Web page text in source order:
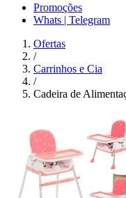
Promoções
Whats | Telegram
Ofertas
/
Carrinhos e Cia
/
Cadeira de